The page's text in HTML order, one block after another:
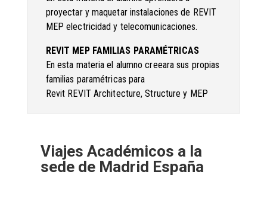
proyectar y maquetar instalaciones de REVIT
MEP electricidad y telecomunicaciones.
REVIT MEP FAMILIAS PARAMÉTRICAS
En esta materia el alumno creeara sus propias
familias paramétricas para
Revit REVIT Architecture, Structure y MEP
Viajes Académicos a la
sede de Madrid España